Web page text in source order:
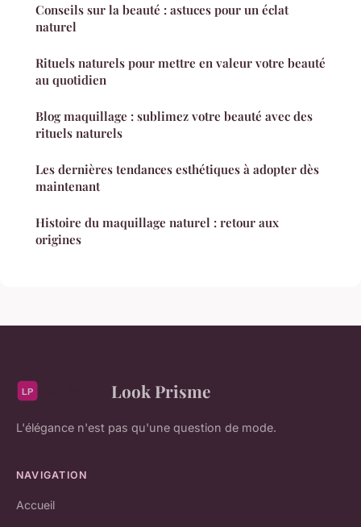
Conseils sur la beauté : astuces pour un éclat
naturel
Rituels naturels pour mettre en valeur votre beauté
au quotidien
Blog maquillage : sublimez votre beauté avec des
rituels naturels
Les dernières tendances esthétiques à adopter dès
maintenant
Histoire du maquillage naturel : retour aux
origines
Look Prisme
L'élégance n'est pas qu'une question de mode.
NAVIGATION
Accueil